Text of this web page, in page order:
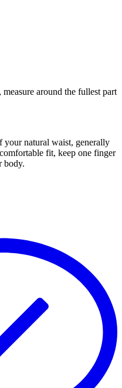
around the fullest part
your natural waist, generally
fit, keep one finger
body.